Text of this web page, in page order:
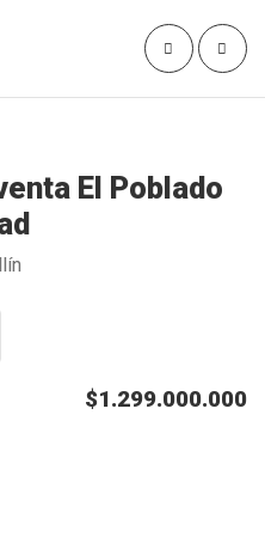
El Poblado
$1.299.000.000